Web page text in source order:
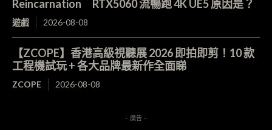
Reincarnation RTX5060 流暢跑 4K UE5 原因是？
遊戲 2026-08-08
【ZCOPE】香港高級視聽展 2026 即拍即剪！10 款
工程機試玩 + 各大品牌最新作全面睇
ZCOPE 2026-08-08
- 廣告 -